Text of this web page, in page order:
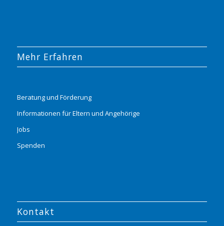
Mehr Erfahren
Beratung und Förderung
Informationen für Eltern und Angehörige
Jobs
Spenden
Kontakt